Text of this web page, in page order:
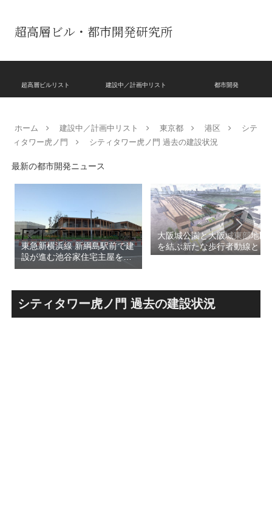
超高層ビル・都市開発研究所
超高層ビルリスト 建設中／計画中リスト 都市開発
ホーム 建設中／計画中リスト 東京都 港区
シテ
ィタワー虎ノ門
シティタワー虎ノ門 過去の建設状況
最新の都市開発ニュース
東急新横浜線 新綱島駅前で建
設が進む池谷家住宅主屋を活
用した「新綱島MICCA」！！
による新たな駅前拠点が2026
年秋誕生へ！！
大阪城公園と大阪城東部地区
を結ぶ新たな歩行者動線とな
る「大阪城公園接続デッ
表！！
シティタワー虎ノ門 過去の建設状況